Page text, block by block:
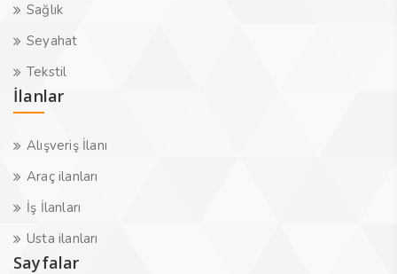
Sağlık
Seyahat
Tekstil
İlanlar
Alışveriş İlanı
Araç ilanları
İş İlanları
Usta ilanları
Sayfalar